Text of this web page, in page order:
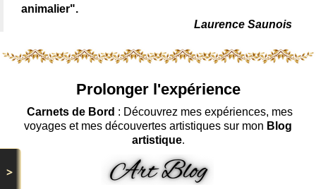
>
animalier".
Laurence Saunois
Prolonger l'expérience
Carnets de Bord : Découvrez mes expériences, mes
voyages et mes découvertes artistiques sur mon Blog
artistique.